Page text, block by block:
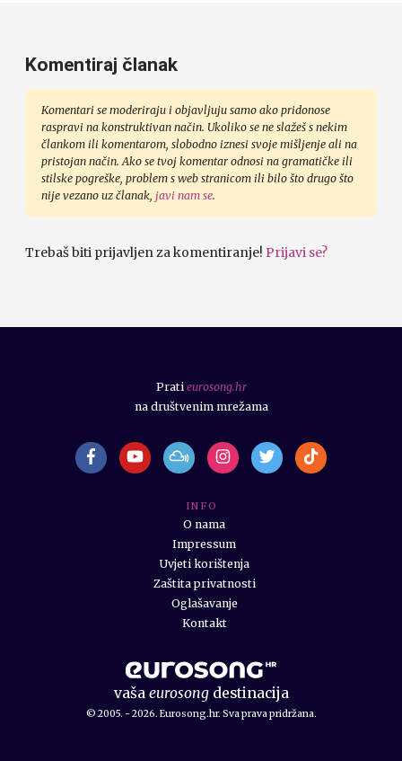
Komentiraj članak
Komentari se moderiraju i objavljuju samo ako pridonose
raspravi na konstruktivan način. Ukoliko se ne slažeš s nekim
člankom ili komentarom, slobodno iznesi svoje mišljenje ali na
pristojan način. Ako se tvoj komentar odnosi na gramatičke ili
stilske pogreške, problem s web stranicom ili bilo što drugo što
nije vezano uz članak, javi nam se.
Trebaš biti prijavljen za komentiranje! Prijavi se?
vaša eurosongdestinacija
© 2005. - 2026. Eurosong.hr. Sva prava pridržana.
I N F O
O nama
Impressum
Uvjeti korištenja
Zaštita privatnosti
Oglašavanje
Kontakt
Prati eurosong.hr
na društvenim mrežama